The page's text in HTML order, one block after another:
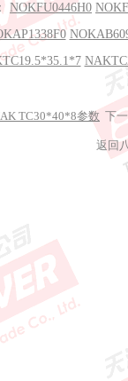
NOKFU0446H0
TC30*40*8参数 下
返回